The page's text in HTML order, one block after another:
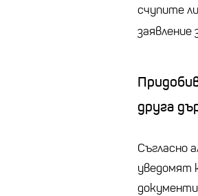
счупите
заявление
друга
Съгласно
уведомят